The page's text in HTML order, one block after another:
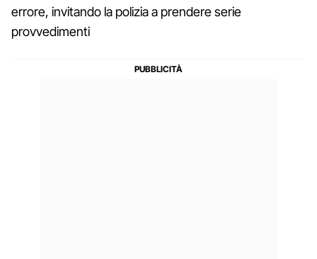
errore, invitando la polizia a prendere serie
provvedimenti